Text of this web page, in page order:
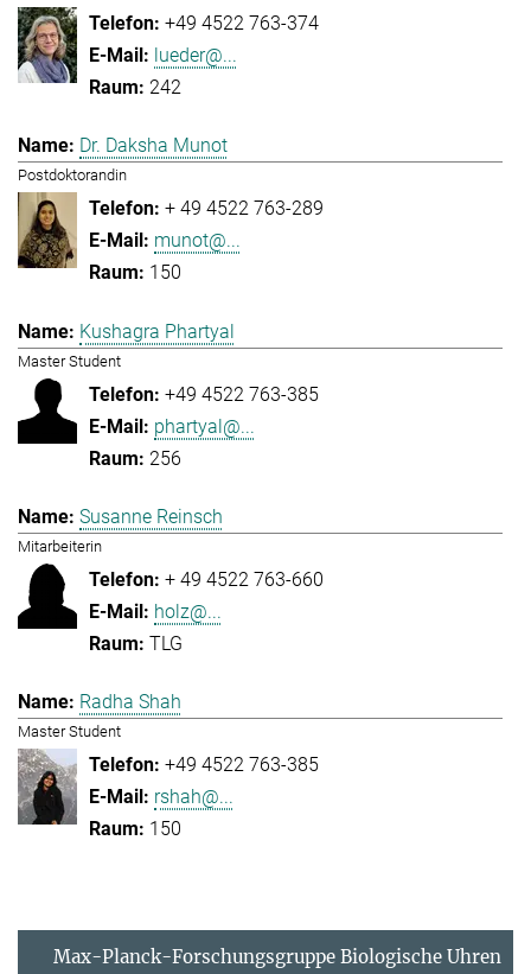
+49 4522 763-374
lueder@...
242
Dr. Daksha Munot
Postdoktorandin
+ 49 4522 763-289
munot@...
150
Kushagra Phartyal
Master Student
+49 4522 763-385
phartyal@...
256
Susanne Reinsch
Mitarbeiterin
+ 49 4522 763-660
holz@...
TLG
Radha Shah
Master Student
+49 4522 763-385
rshah@...
150
Max-Planck-Forschungsgruppe Biologische Uhren